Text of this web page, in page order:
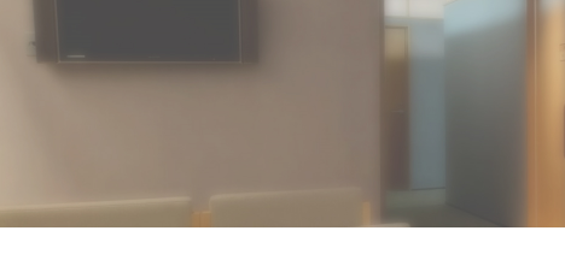
迷惑行為に対する当院の